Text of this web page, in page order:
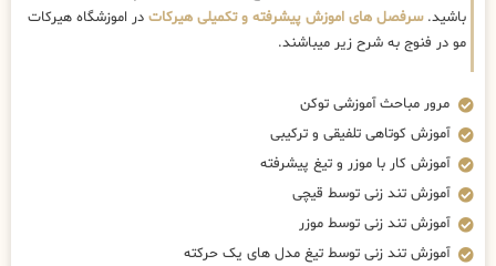
باشید.سرفصل های اموزش پیشرفته و تکمیلی هیرکات در اموزشگاه هیرکات
مو در فنوج به شرح زیر میباشند.
مرور مباحث آموزشی توکن
آموزش کوتاهی تلفیقی و ترکیبی
آموزش کار با موزر و تیغ پیشرفته
آموزش تند زنی توسط قیچی
آموزش تند زنی توسط موزر
آموزش تند زنی توسط تیغ مدل های یک حرکته